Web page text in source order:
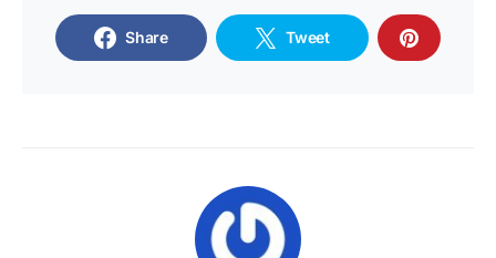
Share Tweet